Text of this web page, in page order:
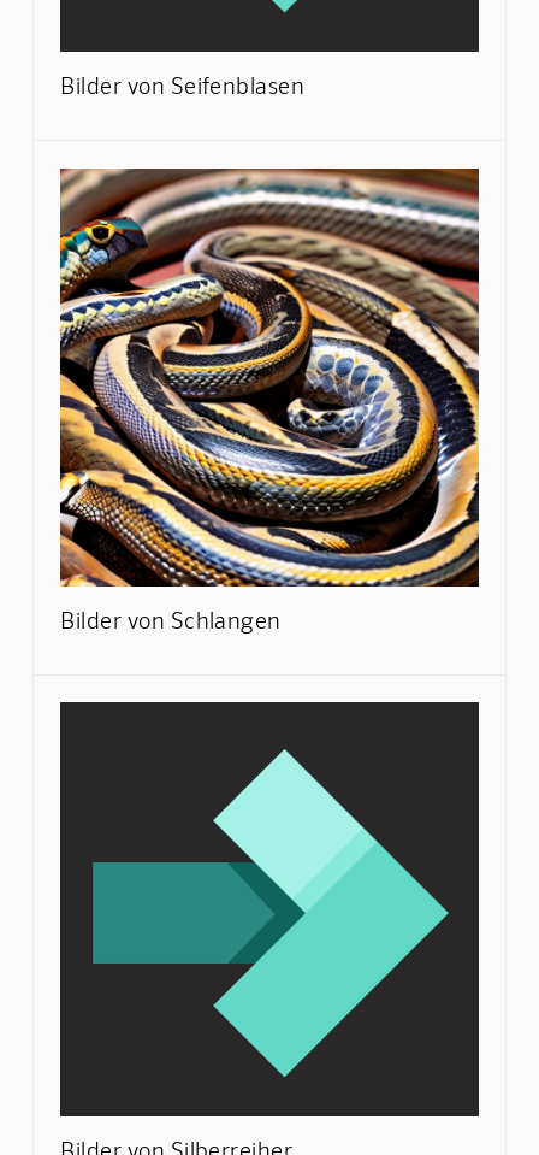
Bilder von Seifenblasen
Bilder von Schlangen